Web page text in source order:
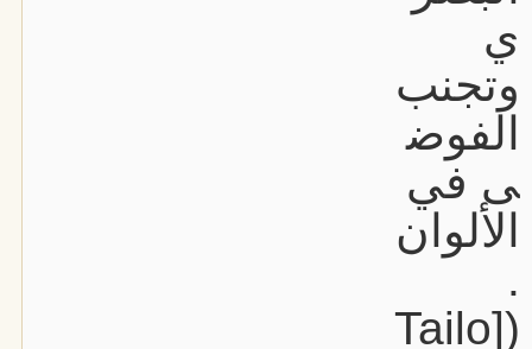
ي
وتجنب
الفوض
ى في
الألوان
.
([Tailo